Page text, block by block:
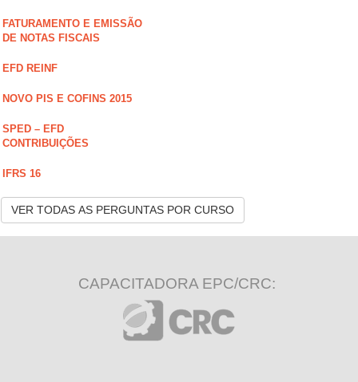
FATURAMENTO E EMISSÃO
DE NOTAS FISCAIS
EFD REINF
NOVO PIS E COFINS 2015
SPED – EFD
CONTRIBUIÇÕES
IFRS 16
VER TODAS AS PERGUNTAS POR CURSO
CAPACITADORA EPC/CRC: